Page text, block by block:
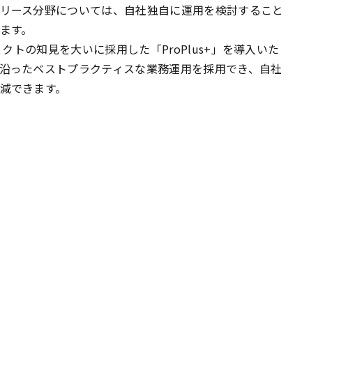
ース分野については、自社独自に運用を検討すること
す。
トの知見を大いに採用した「ProPlus+」を導入いた
ったベストプラクティスな業務運用を採用でき、自社
できます。